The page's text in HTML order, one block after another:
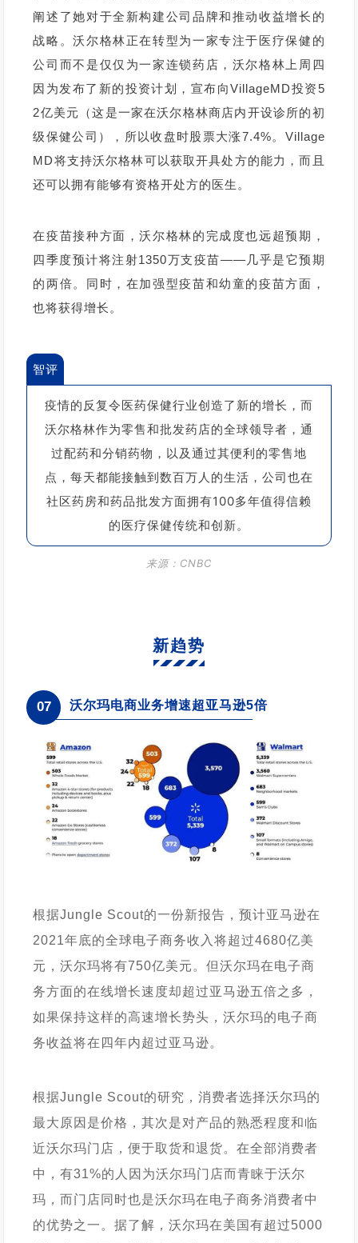
阐述了她对于全新构建公司品牌和推动收益增长的
战略。沃尔格林正在转型为一家专注于医疗保健的
公司而不是仅仅为一家连锁药店，沃尔格林上周四
因为发布了新的投资计划，宣布向VillageMD投资5
2亿美元（这是一家在沃尔格林商店内开设诊所的初
级保健公司），所以收盘时股票大涨7.4%。Village
MD将支持沃尔格林可以获取开具处方的能力，而且
还可以拥有能够有资格开处方的医生。
在疫苗接种方面，沃尔格林的完成度也远超预期，
四季度预计将注射1350万支疫苗——几乎是它预期
的两倍。同时，在加强型疫苗和幼童的疫苗方面，
也将获得增长。
智评
疫情的反复令医药保健行业创造了新的增长，而
沃尔格林作为零售和批发药店的全球领导者，通
过配药和分销药物，以及通过其便利的零售地
点，每天都能接触到数百万人的生活，公司也在
社区药房和药品批发方面拥有100多年值得信赖
的医疗保健传统和创新。
来源：CNBC
新趋势
07 沃尔玛电商业务增速超亚马逊5倍
根据Jungle Scout的一份新报告，预计亚马逊在
2021年底的全球电子商务收入将超过4680亿美
元，沃尔玛将有750亿美元。但沃尔玛在电子商
务方面的在线增长速度却超过亚马逊五倍之多，
如果保持这样的高速增长势头，沃尔玛的电子商
务收益将在四年内超过亚马逊。
根据Jungle Scout的研究，消费者选择沃尔玛的
最大原因是价格，其次是对产品的熟悉程度和临
近沃尔玛门店，便于取货和退货。在全部消费者
中，有31%的人因为沃尔玛门店而青睐于沃尔
玛，而门店同时也是沃尔玛在电子商务消费者中
的优势之一。据了解，沃尔玛在美国有超过5000